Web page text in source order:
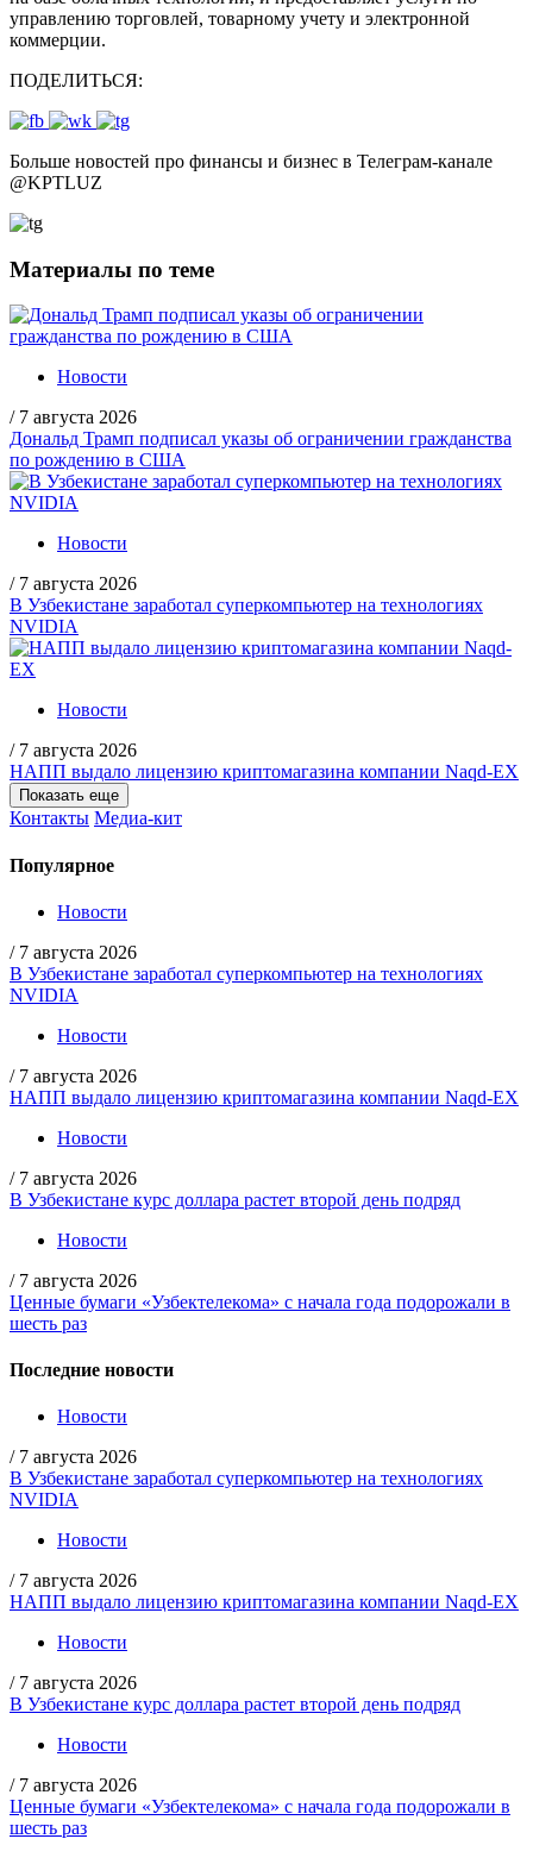
управлению торговлей, товарному учету и электронной
коммерции.
ПОДЕЛИТЬСЯ:
Больше новостей про финансы и бизнес в Телеграм-канале
@KPTLUZ
Материалы по теме
Новости
/ 7 августа 2026
Дональд Трамп подписал указы об ограничении гражданства
по рождению в США
Новости
/ 7 августа 2026
В Узбекистане заработал суперкомпьютер на технологиях
NVIDIA
Новости
/ 7 августа 2026
НАПП выдало лицензию криптомагазина компании Naqd-EX
Показать еще
Контакты Медиа-кит
Популярное
Новости
/ 7 августа 2026
В Узбекистане заработал суперкомпьютер на технологиях
NVIDIA
Новости
/ 7 августа 2026
НАПП выдало лицензию криптомагазина компании Naqd-EX
Новости
/ 7 августа 2026
В Узбекистане курс доллара растет второй день подряд
Новости
/ 7 августа 2026
Ценные бумаги «Узбектелекома» с начала года подорожали в
шесть раз
Последние новости
Новости
/ 7 августа 2026
В Узбекистане заработал суперкомпьютер на технологиях
NVIDIA
Новости
/ 7 августа 2026
НАПП выдало лицензию криптомагазина компании Naqd-EX
Новости
/ 7 августа 2026
В Узбекистане курс доллара растет второй день подряд
Новости
/ 7 августа 2026
Ценные бумаги «Узбектелекома» с начала года подорожали в
шесть раз